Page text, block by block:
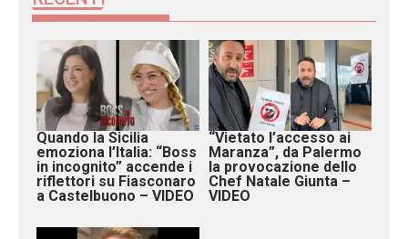
Quando la Sicilia
emoziona l’Italia: “Boss
in incognito” accende i
riflettori su Fiasconaro
a Castelbuono – VIDEO
“Vietato l’accesso ai
Maranza”, da Palermo
la provocazione dello
Chef Natale Giunta –
VIDEO